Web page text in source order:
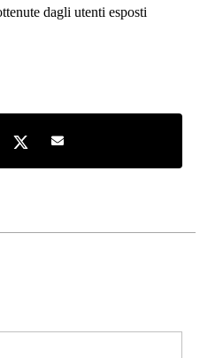
dagli utenti esposti
on Facebook
Share on TwitterShare by e-mail